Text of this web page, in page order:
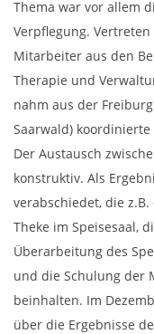
Thema war vor allem
Verpflegung.
Mitarbeiter aus den
Therapie und
nahm aus der
Saarwald)
Der Austausch
konstruktiv. Als
verabschiedet, die
Theke im Speisesaal,
Überarbeitung des
und die Schulung
beinhalten. Im
über die Ergebnisse